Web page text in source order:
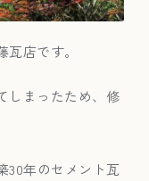
店です。
しまったため、修
30年のセメント瓦